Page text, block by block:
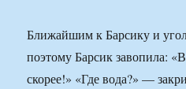
Ближайшим к Барсику и
поэтому Барсик завопила:
скорее!» «Где вода?» —